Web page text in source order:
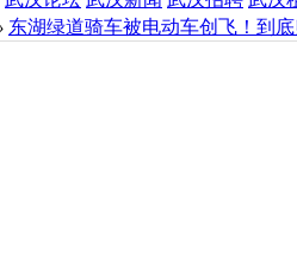
› 东湖绿道骑车被电动车创飞！到